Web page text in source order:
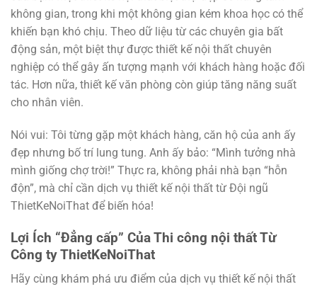
không gian, trong khi một không gian kém khoa học có thể
khiến bạn khó chịu. Theo dữ liệu từ các chuyên gia bất
động sản, một biệt thự được thiết kế nội thất chuyên
nghiệp có thể gây ấn tượng mạnh với khách hàng hoặc đối
tác. Hơn nữa, thiết kế văn phòng còn giúp tăng năng suất
cho nhân viên.
Nói vui: Tôi từng gặp một khách hàng, căn hộ của anh ấy
đẹp nhưng bố trí lung tung. Anh ấy bảo: “Mình tưởng nhà
mình giống chợ trời!” Thực ra, không phải nhà bạn “hỗn
độn”, mà chỉ cần dịch vụ thiết kế nội thất từ Đội ngũ
ThietKeNoiThat để biến hóa!
Lợi Ích “Đẳng cấp” Của Thi công nội thất Từ
Công ty ThietKeNoiThat
Hãy cùng khám phá ưu điểm của dịch vụ thiết kế nội thất